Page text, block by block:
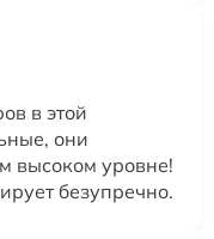
в этой
они
высоком уровне!
безупречно.